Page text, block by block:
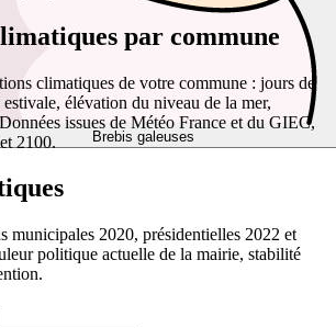
Brebis galeuses
par commune
climatiques de votre commune : jours de
élévation du niveau de la mer,
issues de Météo France et du GIEC,
2100.
municipales 2020, présidentielles 2022 et
politique actuelle de la mairie, stabilité